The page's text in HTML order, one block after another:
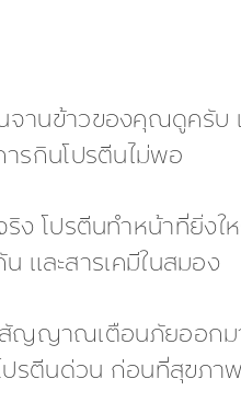
านข้าวของคุณดูครับ เ
รกินโปรตีนไม่พอ
ริง โปรตีนทำหน้าที่ยิ่ง
และสารเคมีในสมอง
ส่งสัญญาณเตือนภัยออ
ตีนด่วน ก่อนที่สุขภาพ